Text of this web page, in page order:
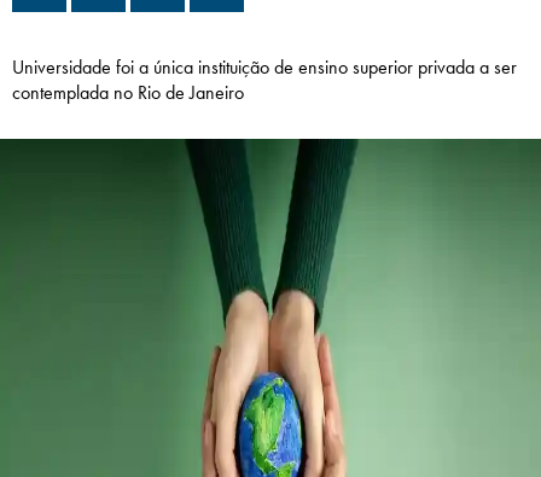
Atendimento (21) 2574 8888
Conclua sua Matrícula
SOLICITE INFORMAÇÕES
ÁREA DO ALUNO
Universidade foi a única instituição de ensino superior privada a ser
contemplada no Rio de Janeiro